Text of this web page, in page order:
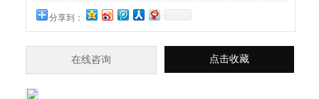
分享到：
在线咨询 点击收藏